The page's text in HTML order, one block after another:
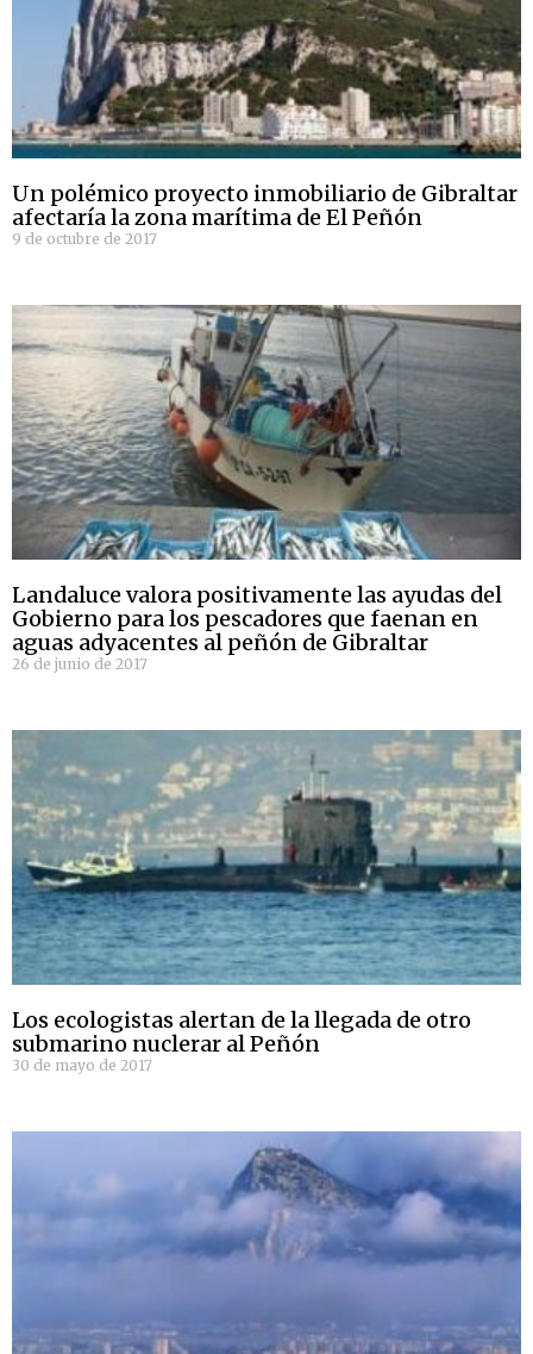
Un polémico proyecto inmobiliario de Gibraltar
afectaría la zona marítima de El Peñón
9 de octubre de 2017
Landaluce valora positivamente las ayudas del
Gobierno para los pescadores que faenan en
aguas adyacentes al peñón de Gibraltar
26 de junio de 2017
Los ecologistas alertan de la llegada de otro
submarino nuclerar al Peñón
30 de mayo de 2017